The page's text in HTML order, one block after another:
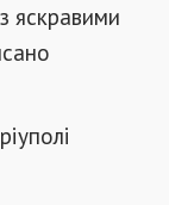
яскравими